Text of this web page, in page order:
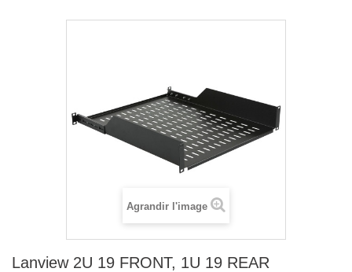
Agrandir l'image
Lanview 2U 19 FRONT, 1U 19 REAR